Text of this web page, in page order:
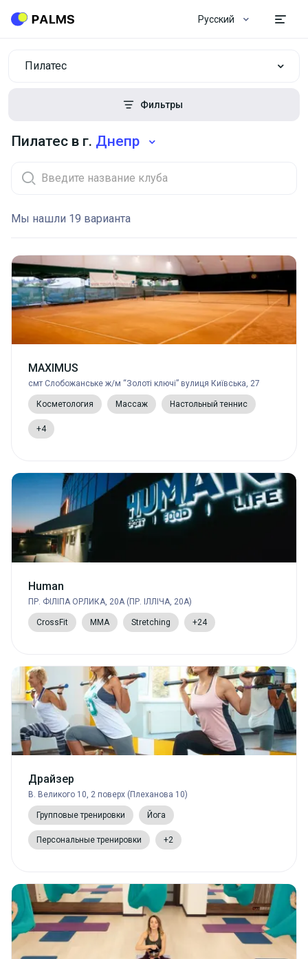
Русский
Пилатес
Фильтры
Пилатес в г. Днепр
Мы нашли 19 варианта
MAXIMUS
смт Слобожанське ж/м “Золоті ключі” вулиця Київська, 27
Косметология Массаж Настольный теннис
+4
Human
ПР. ФІЛІПА ОРЛИКА, 20А (ПР. ІЛЛІЧА, 20А)
CrossFit MMA Stretching +24
Драйзер
В. Великого 10, 2 поверх (Плеханова 10)
Групповые тренировки Йога
Персональные тренировки +2